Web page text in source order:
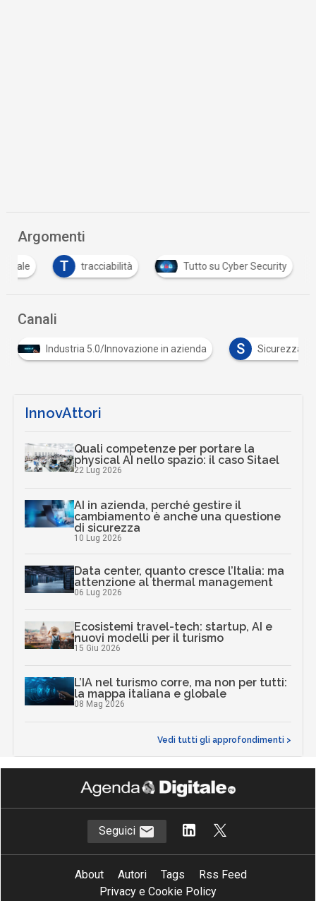
Argomenti
T tracciabilità Tutto su Cyber Security
Canali
Industria 5.0/Innovazione in azienda S Sicurezza
InnovAttori
Quali competenze per portare la
physical AI nello spazio: il caso Sitael
22 Lug 2026
AI in azienda, perché gestire il
cambiamento è anche una questione
di sicurezza
10 Lug 2026
Data center, quanto cresce l’Italia: ma
attenzione al thermal management
06 Lug 2026
Ecosistemi travel-tech: startup, AI e
nuovi modelli per il turismo
15 Giu 2026
L’IA nel turismo corre, ma non per tutti:
la mappa italiana e globale
08 Mag 2026
Vedi tutti gli approfondimenti >
Seguici
About Autori Tags
Rss Feed
Privacy e Cookie Policy